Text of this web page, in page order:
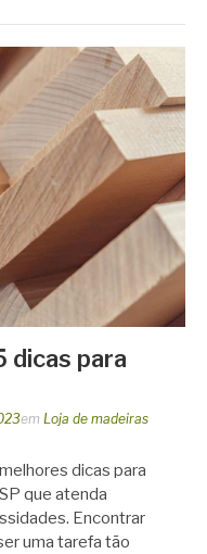
dicas para
em Loja de madeiras
dicas para
que atenda
Encontrar
uma tarefa tão